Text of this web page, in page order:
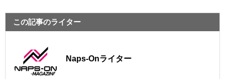
この記事のライター
Naps-Onライター